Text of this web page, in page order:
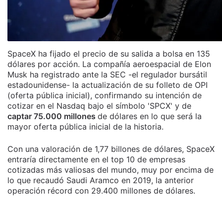
SpaceX ha fijado el precio de su salida a bolsa en 135
dólares por acción. La compañía aeroespacial de Elon
Musk ha registrado ante la SEC -el regulador bursátil
estadounidense- la actualización de su folleto de OPI
(oferta pública inicial), confirmando su intención de
cotizar en el Nasdaq bajo el símbolo 'SPCX' y de
captar 75.000 millones de dólares en lo que será la
mayor oferta pública inicial de la historia.
Con una valoración de 1,77 billones de dólares, SpaceX
entraría directamente en el top 10 de empresas
cotizadas más valiosas del mundo, muy por encima de
lo que recaudó Saudi Aramco en 2019, la anterior
operación récord con 29.400 millones de dólares.